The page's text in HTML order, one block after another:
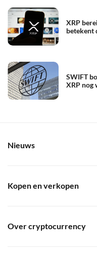
XRP
betekent
SWIFT
XRP nog
Nieuws
Kopen en verkopen
Over cryptocurrency